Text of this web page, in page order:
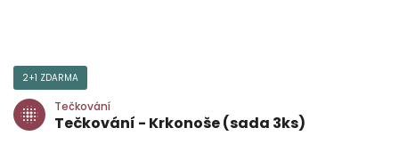
2+1 ZDARMA
Tečkování
Tečkování - Krkonoše (sada 3ks)